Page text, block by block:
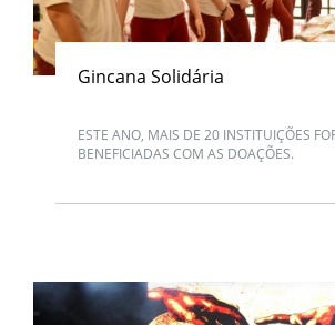
Gincana Solidária
ESTE ANO, MAIS DE 20 INSTITUIÇÕES
BENEFICIADAS COM AS DOAÇÕES.